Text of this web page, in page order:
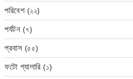
পরিবেশ (২২)
পর্যটন (৭)
প্রবাস (৫৫)
ফটো গ্যালারি (১)